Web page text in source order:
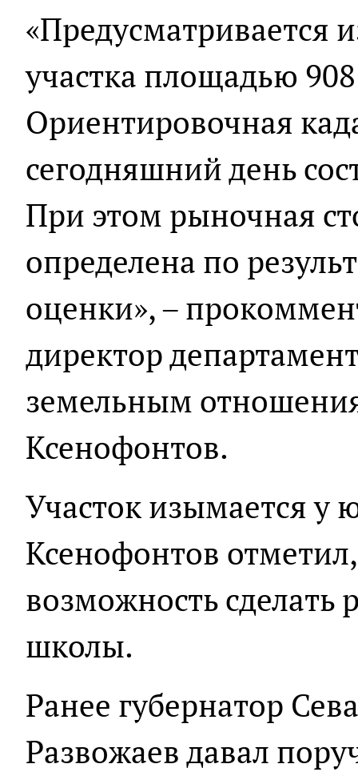
«Предусматривается
участка площадью
Ориентировочная
сегодняшний день
При этом рыночная
определена по
оценки», –
директор
земельным
Ксенофонтов.
Участок изымается у
Ксенофонтов
возможность сделать
школы.
Ранее губернатор
Развожаев давал